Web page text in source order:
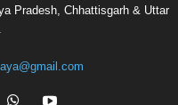
Pradesh, Chhattisgarh & Uttar